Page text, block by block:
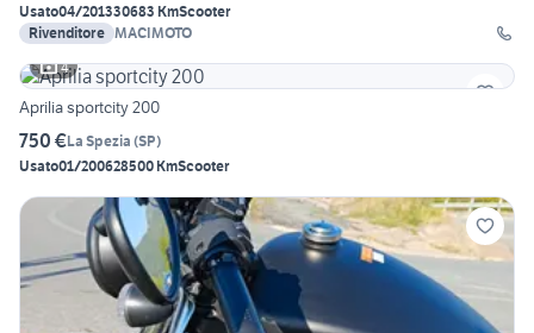
Usato04/201330683 KmScooter
Rivenditore MACIMOTO
4
Aprilia sportcity 200
750 €La Spezia (SP)
Usato01/200628500 KmScooter